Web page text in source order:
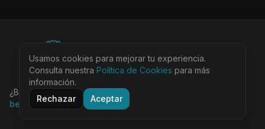
©
Ciudades LocalesAgenda TiendaMás
Aviso LegalPrivacidad CookiesTérminos
¿Buscas la guía completa de Barcelona?
bearinbcn.com
Usamos cookies para mejorar tu experiencia.
Consulta nuestra Política de Cookies para más
información.
Rechazar
Aceptar